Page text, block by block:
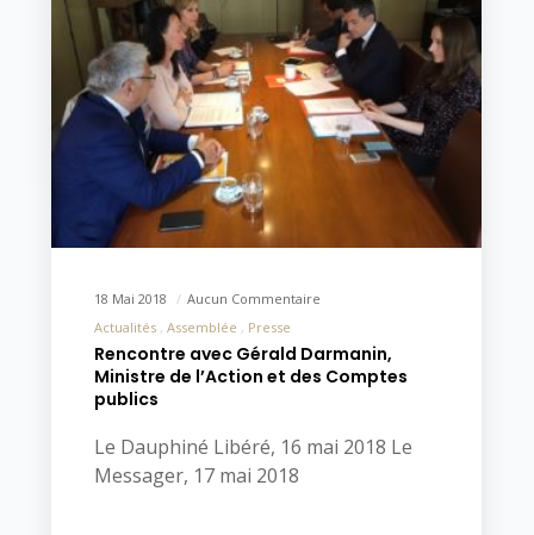
18 Mai 2018
Aucun Commentaire
Actualités
Assemblée Presse
Rencontre avec Gérald Darmanin,
Ministre de l’Action et des Comptes
publics
Le Dauphiné Libéré, 16 mai 2018 Le
Messager, 17 mai 2018